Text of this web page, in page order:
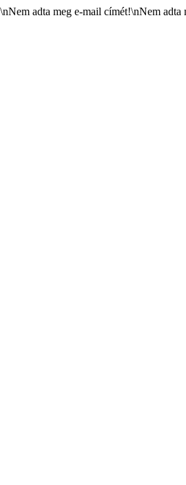
adta meg e-mail címét!\nNem